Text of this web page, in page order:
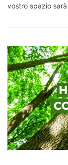
vostro spazio